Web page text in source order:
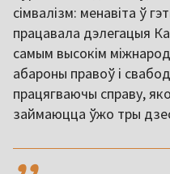
сімвалізм: менавіта ў
працавала дэлегацыя
самым высокім
абароны правоў і
працягваючы справу,
займаюцца ўжо тры
,,